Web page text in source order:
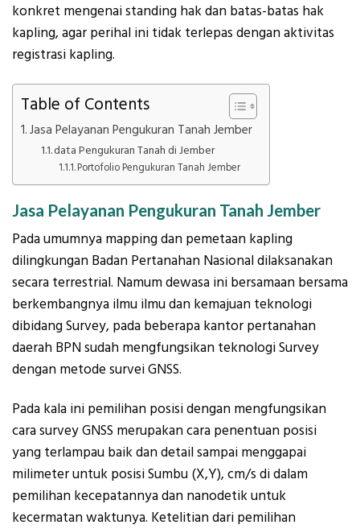
konkret mengenai standing hak dan batas-batas hak
kapling, agar perihal ini tidak terlepas dengan aktivitas
registrasi kapling.
Table of Contents
Jasa Pelayanan Pengukuran Tanah Jember
data Pengukuran Tanah di Jember
Portofolio Pengukuran Tanah Jember
Jasa Pelayanan Pengukuran Tanah Jember
Pada umumnya mapping dan pemetaan kapling
dilingkungan Badan Pertanahan Nasional dilaksanakan
secara terrestrial. Namum dewasa ini bersamaan bersama
berkembangnya ilmu ilmu dan kemajuan teknologi
dibidang Survey, pada beberapa kantor pertanahan
daerah BPN sudah mengfungsikan teknologi Survey
dengan metode survei GNSS.
Pada kala ini pemilihan posisi dengan mengfungsikan
cara survey GNSS merupakan cara penentuan posisi
yang terlampau baik dan detail sampai menggapai
milimeter untuk posisi Sumbu (X,Y), cm/s di dalam
pemilihan kecepatannya dan nanodetik untuk
kecermatan waktunya. Ketelitian dari pemilihan